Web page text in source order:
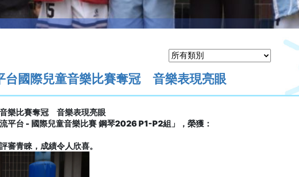
台國際兒童音樂比賽奪冠 音樂表現亮眼
樂比賽奪冠 音樂表現亮眼
平台 - 國際兒童音樂比賽 鋼琴2026 P1-P2組」，榮獲：
審青睞，成績令人欣喜。